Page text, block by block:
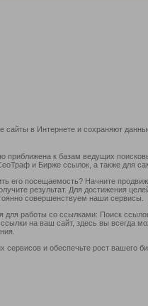
сайты в Интернете и сохраняют
приближена к базам ведущих
и Бирже ссылок, а также для
его посещаемость? Начните
результат. Для достижения
совершенствуем наши сервисы.
для работы со ссылками: Поиск
на ваш сайт, здесь вы всегда
сервисов и обеспечьте рост вашего